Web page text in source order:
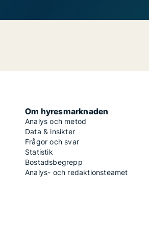
Om hyresmarknaden
Analys och metod
Data & insikter
Frågor och svar
Statistik
Bostadsbegrepp
Analys- och redaktionsteamet